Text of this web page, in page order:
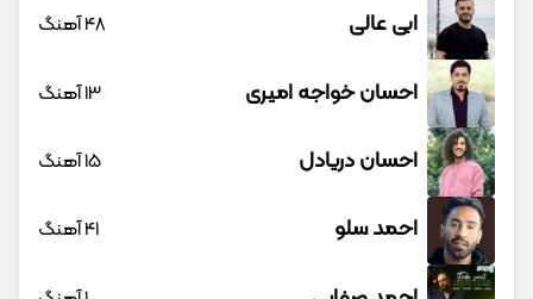
ابی عالی 48 آهنگ
احسان خواجه امیری 13 آهنگ
احسان دریادل 15 آهنگ
احمد سلو 41 آهنگ